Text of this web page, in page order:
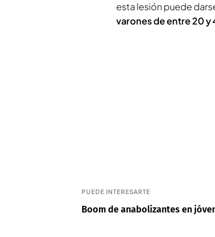
esta lesión puede
varones de entre 20 y
PUEDE INTERESARTE
Boom de anabolizantes en